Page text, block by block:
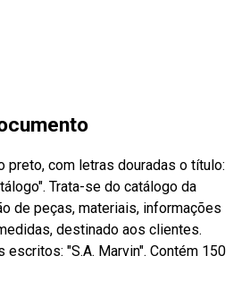
preto, com letras douradas o título:
Trata-se do catálogo da
de peças, materiais, informações
destinado aos clientes.
escritos: "S.A. Marvin". Contém 150